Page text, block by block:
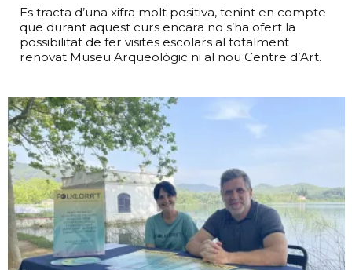
Es tracta d’una xifra molt positiva, tenint en compte
que durant aquest curs encara no s’ha ofert la
possibilitat de fer visites escolars al totalment
renovat Museu Arqueològic ni al nou Centre d’Art.